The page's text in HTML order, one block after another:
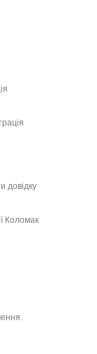
довідку
Коломак